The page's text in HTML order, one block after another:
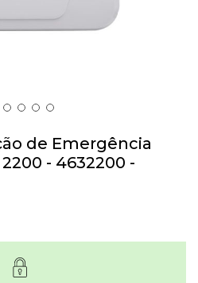
de Emergência
- 4632200 -